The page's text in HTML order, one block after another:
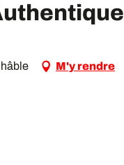
M'y rendre